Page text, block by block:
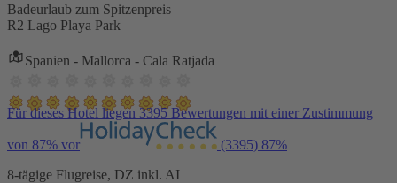
Badeurlaub zum Spitzenpreis
R2 Lago Playa Park
Spanien - Mallorca - Cala Ratjada
Für dieses Hotel liegen 3395 Bewertungen mit einer Zustimmung
von 87% vor (3395) 87%
8-tägige Flugreise, DZ inkl. AI